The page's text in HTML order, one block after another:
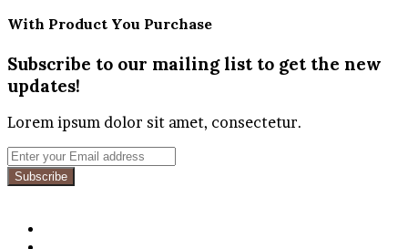
With Product You Purchase
Subscribe to our mailing list to get the new
updates!
Lorem ipsum dolor sit amet, consectetur.
Enter
your
Email